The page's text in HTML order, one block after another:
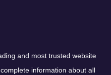
and most trusted website
information about all